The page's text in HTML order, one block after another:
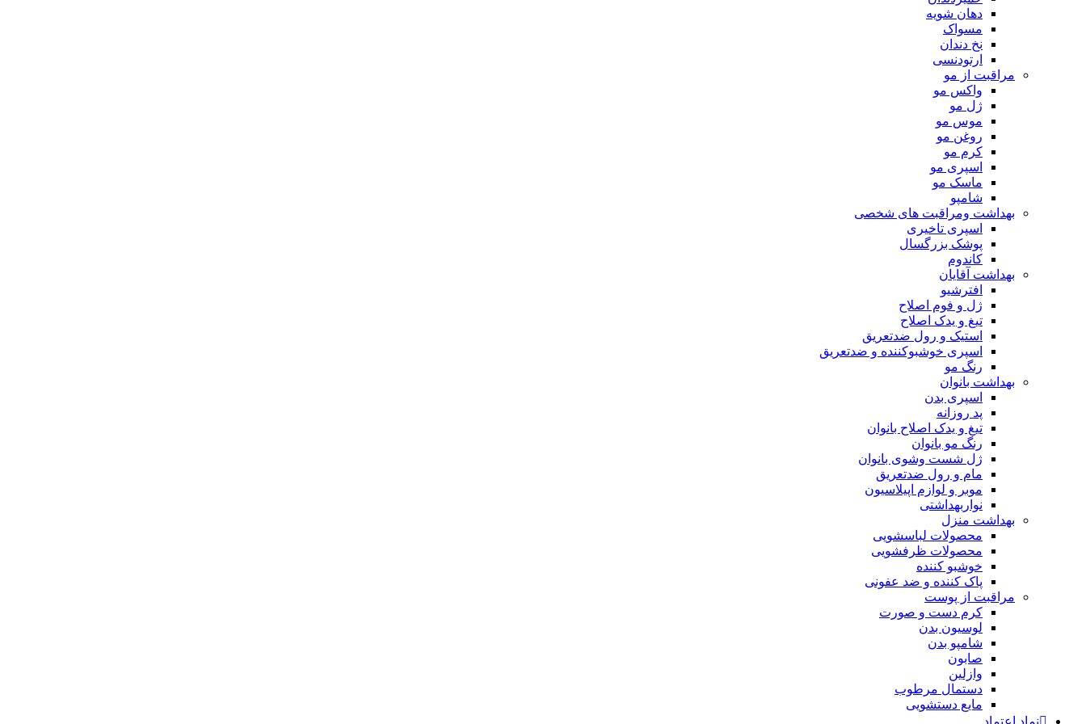
دهان شویه
مسواک
نخ دندان
ارتودنسی
مراقبت از مو
واکس مو
ژل مو
موس مو
روغن مو
کرم مو
اسپری مو
ماسک مو
شامپو
بهداشت ومراقبت های شخصی
اسپری تاخیری
پوشک بزرگسال
کاندوم
بهداشت آقایان
افترشیو
ژل و فوم اصلاح
تیغ و یدک اصلاح
استیک و رول ضدتعریق
اسپری خوشبوکننده و ضدتعریق
رنگ مو
بهداشت بانوان
اسپری بدن
پد روزانه
تیغ و یدک اصلاح بانوان
رنگ مو بانوان
ژل شست وشوی بانوان
مام و رول ضدتعریق
موبر و لوازم اپیلاسیون
نواربهداشتی
بهداشت منزل
محصولات لباسشویی
محصولات ظرفشویی
خوشبو کننده
پاک کننده و ضد عفونی
مراقبت از پوست
کرم دست و صورت
لوسیون بدن
شامپو بدن
صابون
وازلین
دستمال مرطوب
مایع دستشویی
نماد اعتماد